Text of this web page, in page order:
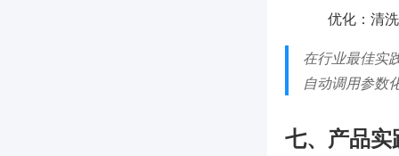
优化：清
在行业最佳实
自动调用参数
七、产品实